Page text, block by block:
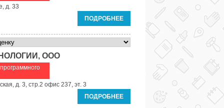
д. 33
ПОДРОБНЕЕ
ООО
д. 3, стр.2 офис 237, эт. 3
ПОДРОБНЕЕ